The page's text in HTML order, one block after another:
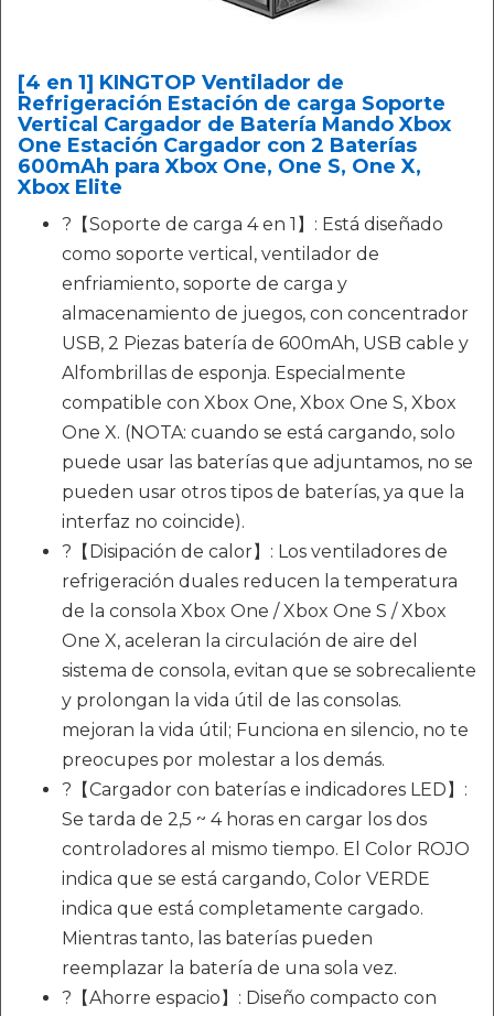
[4 en 1] KINGTOP Ventilador de
Refrigeración Estación de carga Soporte
Vertical Cargador de Batería Mando Xbox
One Estación Cargador con 2 Baterías
600mAh para Xbox One, One S, One X,
Xbox Elite
?【Soporte de carga 4 en 1】: Está diseñado
como soporte vertical, ventilador de
enfriamiento, soporte de carga y
almacenamiento de juegos, con concentrador
USB, 2 Piezas batería de 600mAh, USB cable y
Alfombrillas de esponja. Especialmente
compatible con Xbox One, Xbox One S, Xbox
One X. (NOTA: cuando se está cargando, solo
puede usar las baterías que adjuntamos, no se
pueden usar otros tipos de baterías, ya que la
interfaz no coincide).
?【Disipación de calor】: Los ventiladores de
refrigeración duales reducen la temperatura
de la consola Xbox One / Xbox One S / Xbox
One X, aceleran la circulación de aire del
sistema de consola, evitan que se sobrecaliente
y prolongan la vida útil de las consolas.
mejoran la vida útil; Funciona en silencio, no te
preocupes por molestar a los demás.
?【Cargador con baterías e indicadores LED】:
Se tarda de 2,5 ~ 4 horas en cargar los dos
controladores al mismo tiempo. El Color ROJO
indica que se está cargando, Color VERDE
indica que está completamente cargado.
Mientras tanto, las baterías pueden
reemplazar la batería de una sola vez.
?【Ahorre espacio】: Diseño compacto con